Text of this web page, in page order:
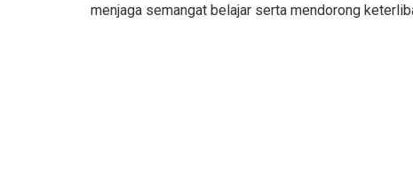
menjaga semangat belajar serta mendorong